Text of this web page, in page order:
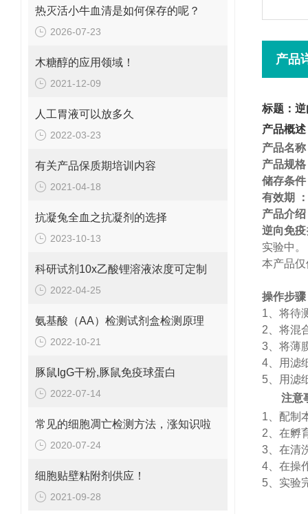
热灭活小牛血清是如何保存的呢？
2026-07-23
木糖醇的应用领域！
2021-12-09
人工胃液可以放多久
2022-03-23
有关产品保质期培训内容
2021-04-18
抗凝兔全血之抗凝剂的选择
2023-10-13
科研试剂10x乙酸锂溶液浓度可定制
2022-04-25
氨基酸（AA）检测试剂盒检测原理
2022-10-21
豚鼠IgG干粉,豚鼠免疫球蛋白
2022-07-14
常见的细胞凋亡检测方法，涨知识啦
2020-07-24
细胞贴壁粘附剂供应！
2021-09-28
产品
标题：
产品概述
产品名称
产品规格
储存条件
有效期
：
产品介绍
逆向免
实验中。
本产品
操作步骤
1、 将待
2、 将混
3、 将薄
4、
用滤
5、
用滤
注意
1、 配制
2、 在孵
3、 在清
4、 在操
5、 实验